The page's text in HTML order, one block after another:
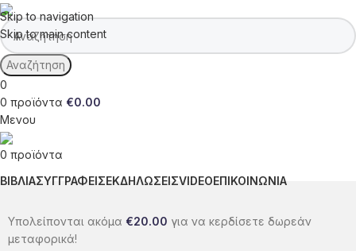
Skip to navigation
Skip to main content
Αναζήτηση
0
0 προϊόντα €0.00
Μενου
0 προϊόντα
ΒΙΒΛΙΑΣΥΓΓΡΑΦΕΙΣΕΚΔΗΛΩΣΕΙΣVIDEOΕΠΙΚΟΙΝΩΝΙΑ
Υπολείπονται ακόμα €20.00 για να κερδίσετε δωρεάν
μεταφορικά!